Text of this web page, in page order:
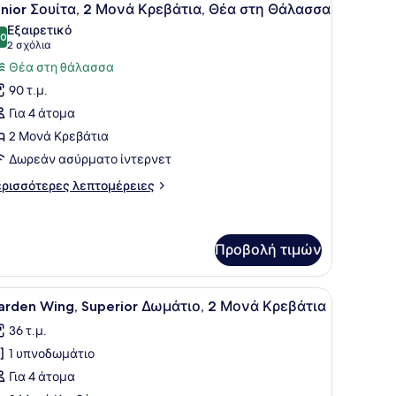
8 Σουίτα, 2 Μονά Κρεβάτια, Θέα στη Θάλασσα
στα 10
Εξαιρετικό
2 σχόλια
(2
σχόλια)
Θέα στη θάλασσα
90 τ.μ.
Για 4 άτομα
2 Μονά Κρεβάτια
Δωρεάν ασύρματο ίντερνετ
λεπτομέρειες
Προβολή τιμών
κρεβάτι, ένα γραφείο, μια καρέκλα και ένα μπαλκόνι με
Garden Wing, Superior Δωμάτιο, 2 Μονά
6 Wing, Superior Δωμάτιο, 2 Μονά Κρεβάτια
36 τ.μ.
1 υπνοδωμάτιο
Για 4 άτομα